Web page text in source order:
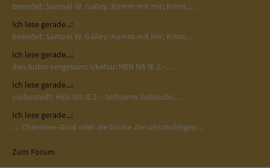
beendet: Samuel W. Gailey: Komm mit mir; Krimi,…
Ich lese gerade...:
beendet: Samuel W. Gailey: Komm mit mir; Krimi,…
Ich lese gerade...:
den Autor vergessen: Uketsu: HEN NA IE 2 –…
Ich lese gerade...:
vorbestellt: HEN NA IE 2 – Seltsame Gebäude:…
Ich lese gerade...:
… Chiemsee-Gold oder die Grube der unschuldigen…
Zum Forum